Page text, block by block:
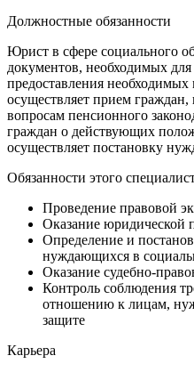
Должностные обязанности
Юрист в сфере социального
документов, необходимых
предоставления
осуществляет прием граждан,
вопросам пенсионного
граждан о действующих
осуществляет постановку
Обязанности этого
Проведение правовой
Оказание юридической
Определение и
нуждающихся в
Оказание судебно-
Контроль соблюдения
отношению к лицам,
защите
Карьера